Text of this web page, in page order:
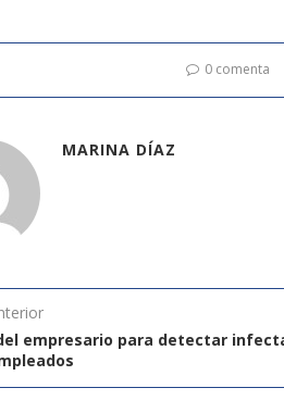
0 comenta
MARINA DÍAZ
empresario para detectar